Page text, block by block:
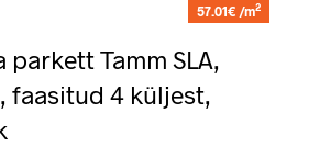
57.01€ /m2
parkett Tamm SLA,
faasitud 4 küljest,